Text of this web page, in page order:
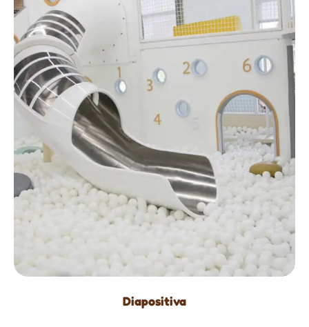
Diapositiva